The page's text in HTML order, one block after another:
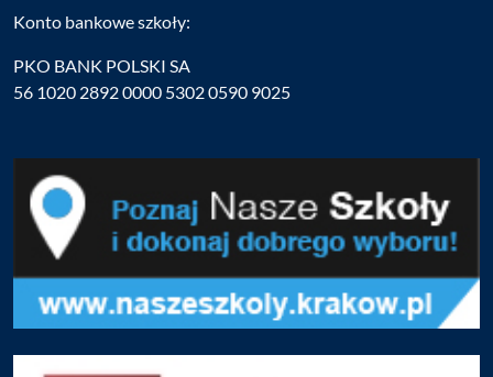
Konto bankowe szkoły:
PKO BANK POLSKI SA
56 1020 2892 0000 5302 0590 9025